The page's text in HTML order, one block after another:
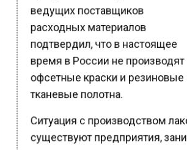
ведущих поставщиков
расходных материалов
подтвердил, что в настоящее
время в России не производят
офсетные краски и резиновые
тканевые полотна.
Ситуация с производством
существуют предприятия,